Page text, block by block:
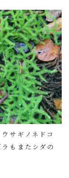
サギノネドコ
もまたシダの